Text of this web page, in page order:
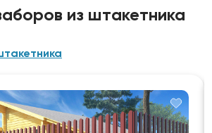
из штакетника